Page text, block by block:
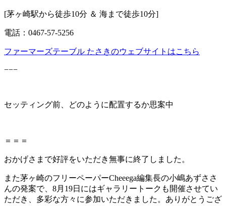
[茅ヶ崎駅から徒歩10分 ＆ 海まで徒歩10分]
電話：0467-57-5256
ファーマーズテーブル たさきのウェブサイトはこちら
−−−
セッティング前、どのように配置するか思案中
＝＝＝
おかげさまで好評をいただき無事に終了しました。
また茅ヶ崎のフリーペーパーCheeega編集長の小嶋あずささ
んの発案で、8月19日にはギャラリートークも開催させてい
ただき、多彩な方々に参加いただきました。ありがとうござ